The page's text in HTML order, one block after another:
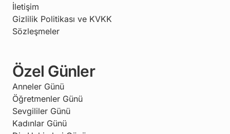
İletişim
Gizlilik Politikası ve KVKK
Sözleşmeler
Özel Günler
Anneler Günü
Öğretmenler Günü
Sevgililer Günü
Kadınlar Günü